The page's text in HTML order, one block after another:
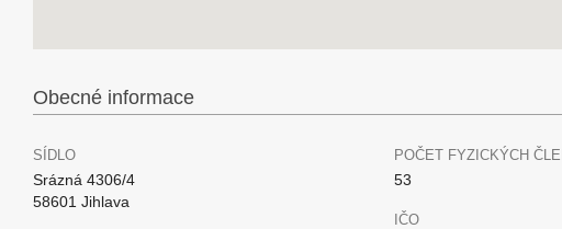
Obecné informace
SÍDLO
Srázná 4306/4
58601 Jihlava
POČET FYZICKÝCH
53
IČO